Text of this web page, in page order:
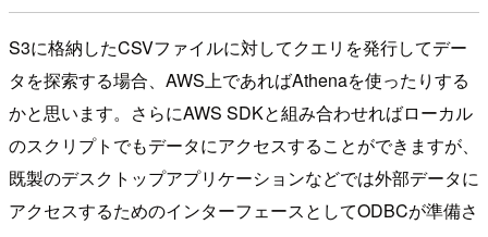
S3に格納したCSVファイルに対してクエリを発行してデー
タを探索する場合、AWS上であればAthenaを使ったりする
かと思います。さらにAWS SDKと組み合わせればローカル
のスクリプトでもデータにアクセスすることができますが、
既製のデスクトップアプリケーションなどでは外部データに
アクセスするためのインターフェースとしてODBCが準備さ